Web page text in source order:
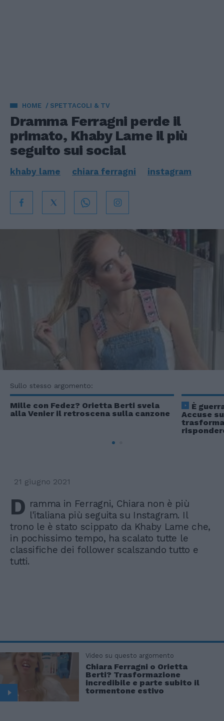
HOME SPETTACOLI & TV
Dramma Ferragni perde il
primato, Khaby Lame il più
seguito sui social
khaby lame chiara ferragni instagram
Sullo stesso argomento:
Mille con Fedez? Orietta Berti svela
alla Venier il retroscena sulla canzone
È
Accuse
trasforma
21 giugno 2021
D ramma in Ferragni, Chiara non è più
l'italiana più seguita su Instagram. Il
trono le è stato scippato da Khaby Lame che,
in pochissimo tempo, ha scalato tutte le
classifiche dei follower scalszando tutto e
tutti.
Video su questo argomento
Chiara Ferragni o Orietta
Berti? Trasformazione
incredibile e parte subito il
tormentone estivo